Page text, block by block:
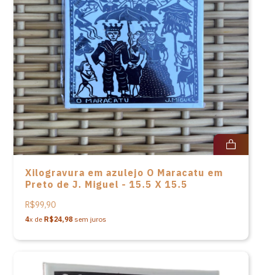
Xilogravura em azulejo O Maracatu em
Preto de J. Miguel - 15.5 X 15.5
R$99,90
4x de R$24,98 sem juros